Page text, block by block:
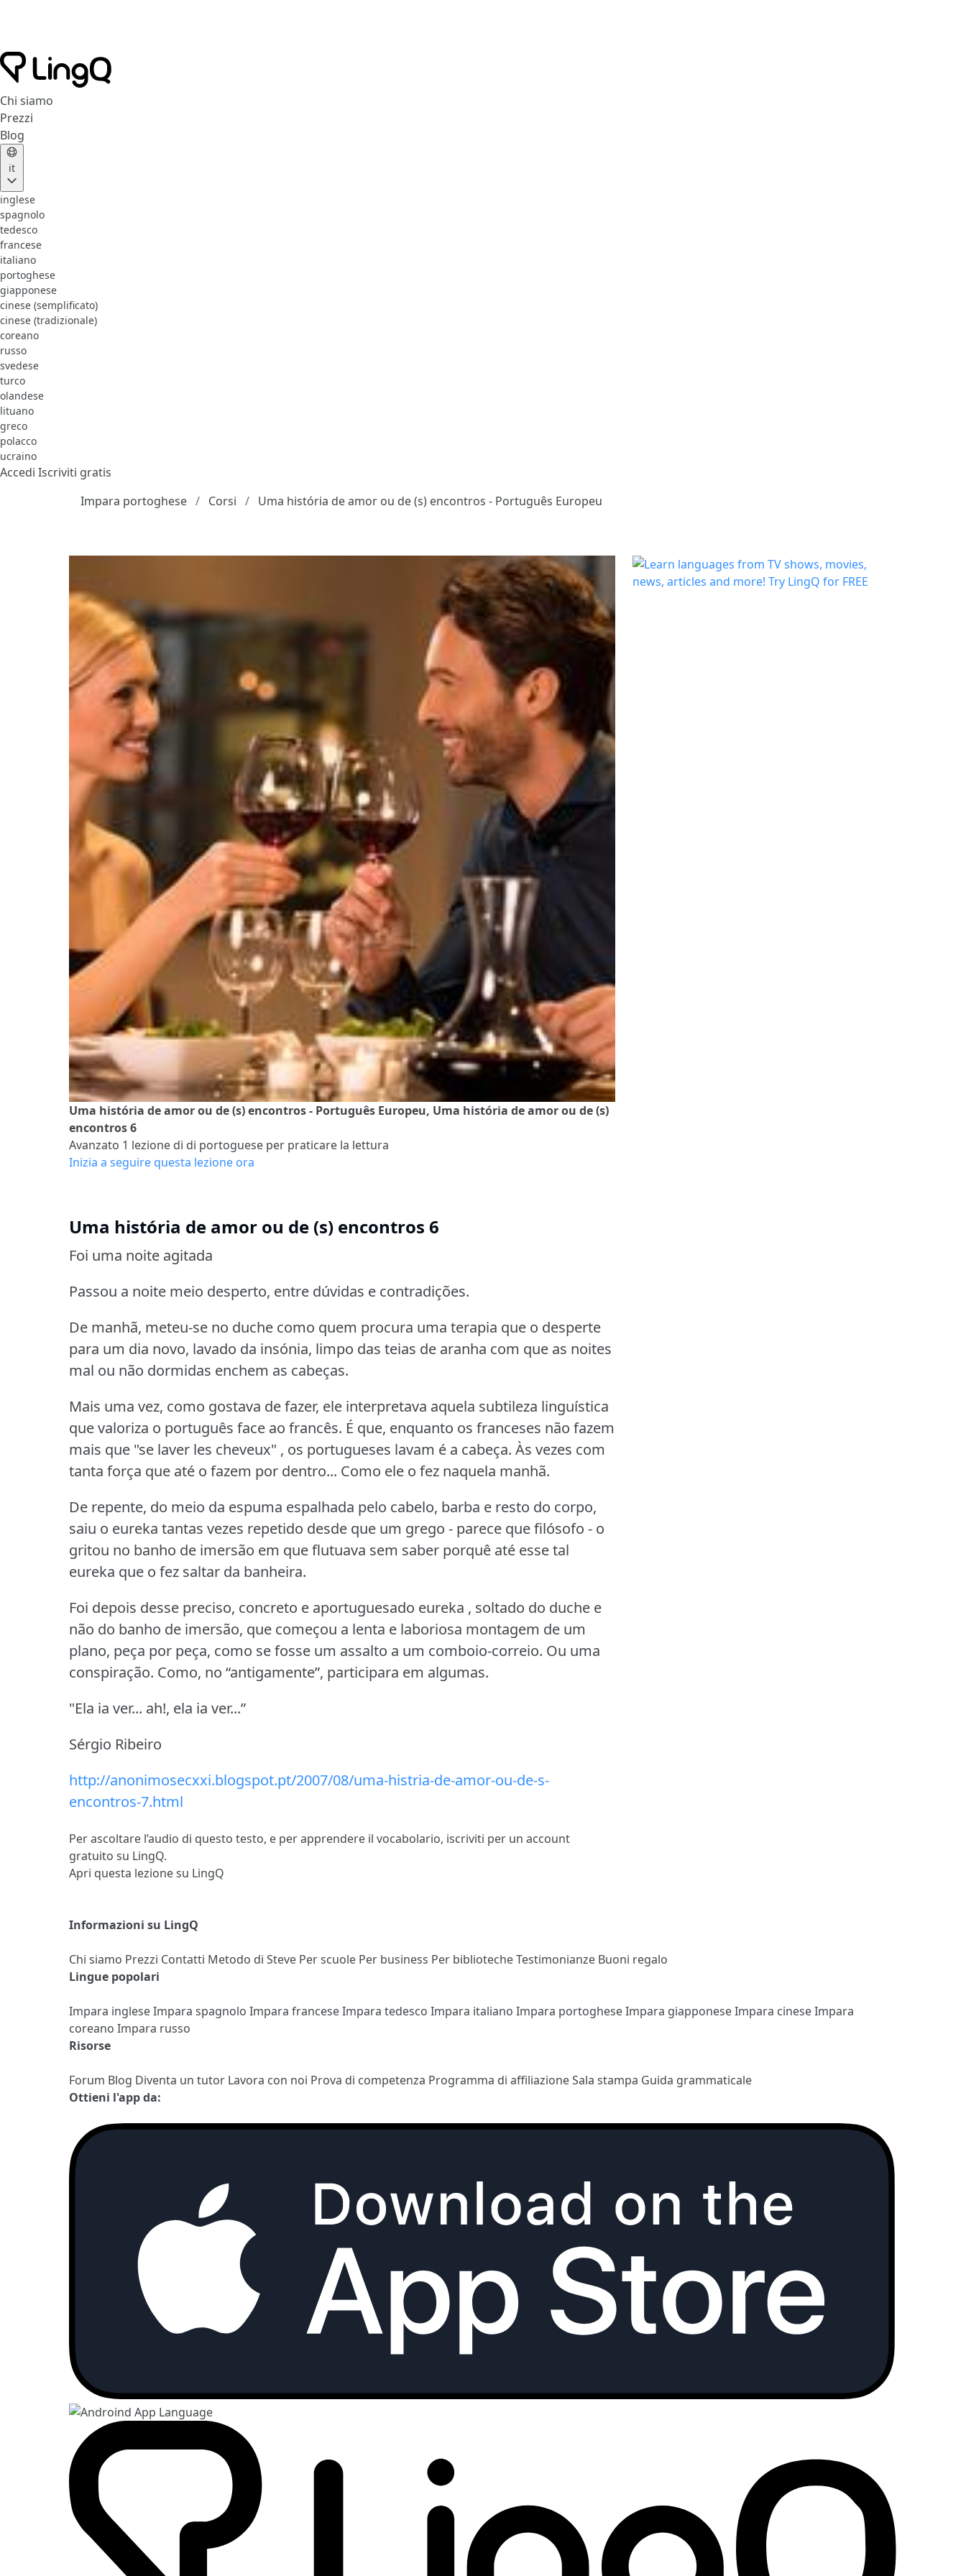
Chi siamo
Prezzi
Blog
it
inglese
spagnolo
tedesco
francese
italiano
portoghese
giapponese
cinese (semplificato)
cinese (tradizionale)
coreano
russo
svedese
turco
olandese
lituano
greco
polacco
ucraino
Accedi Iscriviti gratis
Impara portoghese
Corsi Uma história de amor ou de (s) encontros - Português Europeu
Uma história de amor ou de (s) encontros - Português Europeu, Uma história de amor ou de (s)
encontros 6
Avanzato 1 lezione di di portoguese per praticare la lettura
Inizia a seguire questa lezione ora
Uma história de amor ou de (s) encontros 6
Foi uma noite agitada
Passou a noite meio desperto, entre dúvidas e contradições.
De manhã, meteu‑se no duche como quem procura uma terapia que o desperte
para um dia novo, lavado da insónia, limpo das teias de aranha com que as noites
mal ou não dormidas enchem as cabeças.
Mais uma vez, como gostava de fazer, ele interpretava aquela subtileza linguística
que valoriza o português face ao francês. É que, enquanto os franceses não fazem
mais que "se laver les cheveux" , os portugueses lavam é a cabeça. Às vezes com
tanta força que até o fazem por dentro... Como ele o fez naquela manhã.
De repente, do meio da espuma espalhada pelo cabelo, barba e resto do corpo,
saiu o eureka tantas vezes repetido desde que um grego - parece que filósofo - o
gritou no banho de imersão em que flutuava sem saber porquê até esse tal
eureka que o fez saltar da banheira.
Foi depois desse preciso, concreto e aportuguesado eureka , soltado do duche e
não do banho de imersão, que começou a lenta e laboriosa montagem de um
plano, peça por peça, como se fosse um assalto a um comboio-correio. Ou uma
conspiração. Como, no “antigamente”, participara em algumas.
"Ela ia ver... ah!, ela ia ver...”
Sérgio Ribeiro
http://anonimosecxxi.blogspot.pt/2007/08/uma-histria-de-amor-ou-de-s-
encontros-7.html
Per ascoltare l’audio di questo testo, e per apprendere il vocabolario, iscriviti per un account
gratuito su LingQ.
Apri questa lezione su LingQ
Informazioni su LingQ
Chi siamo Prezzi Contatti Metodo di Steve Per scuole Per business Per bibliotecheTestimonianze Buoni regalo
Lingue popolari
Impara ingleseImpara spagnolo Impara franceseImpara tedesco Impara italiano Impara portogheseImpara giapponeseImpara cineseImpara
coreano Impara russo
Risorse
Forum Blog Diventa un tutor Lavora con noi Prova di competenza Programma di affiliazioneSala stampa Guida grammaticale
Ottieni l'app da: